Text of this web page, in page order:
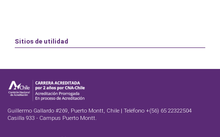
Sitios de utilidad
Guillermo Gallardo #269, Puerto Montt, Chile | Teléfono +(56) 65 22322504
Casilla 933 - Campus Puerto Montt.